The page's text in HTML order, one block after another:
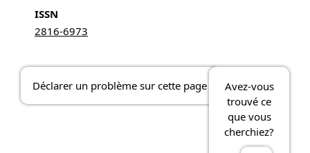
ISSN
2816-6973
Déclarer un problème sur cette page
Avez-vous
trouvé ce
que vous
cherchiez?